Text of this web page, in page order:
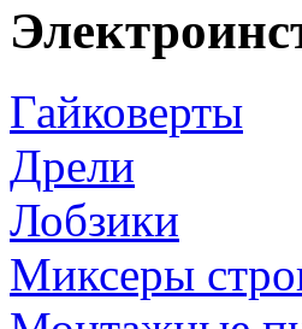
Гайковерты
Дрели
Лобзики
Миксеры